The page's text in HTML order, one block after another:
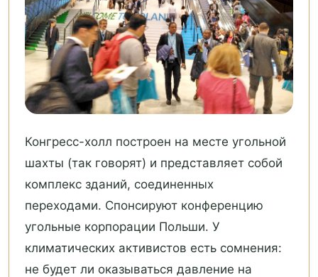
Конгресс-холл построен на месте угольной
шахты (так говорят) и представляет собой
комплекс зданий, соединенных
переходами. Спонсируют конференцию
угольные корпорации Польши. У
климатических активистов есть сомнения:
не будет ли оказываться давление на